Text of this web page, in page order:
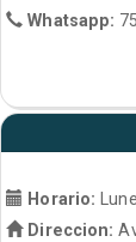
Whatsapp:
Horario:
Direccion: